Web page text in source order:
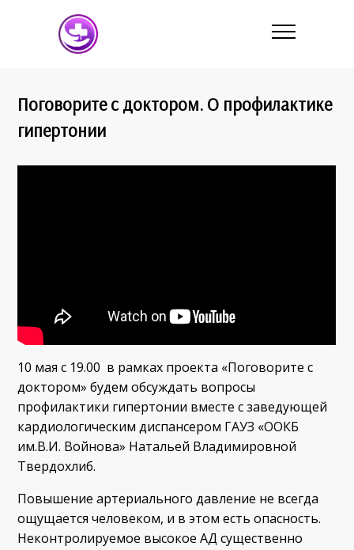
Поговорите с доктором. О профилактике
гипертонии
10 мая с 19.00 в рамках проекта «Поговорите с
доктором» будем обсуждать вопросы
профилактики гипертонии вместе с заведующей
кардиологическим диспансером ГАУЗ «ООКБ
им.В.И. Войнова» Натальей Владимировной
Твердохлиб.
Повышение артериального давление не всегда
ощущается человеком, и в этом есть опасность.
Неконтролируемое высокое АД существенно